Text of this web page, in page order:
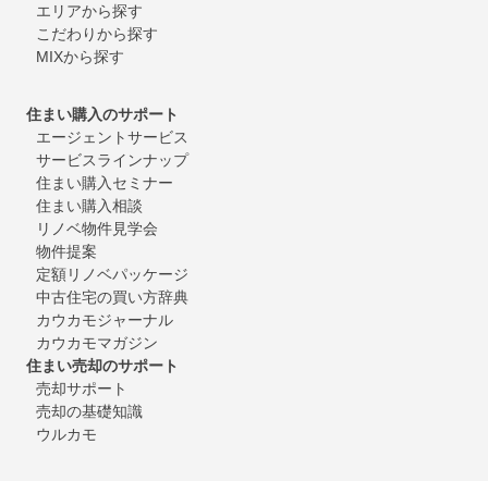
エリアから探す
こだわりから探す
MIXから探す
住まい購入のサポート
エージェントサービス
サービスラインナップ
住まい購入セミナー
住まい購入相談
リノベ物件見学会
物件提案
定額リノベパッケージ
中古住宅の買い方辞典
カウカモジャーナル
カウカモマガジン
住まい売却のサポート
売却サポート
売却の基礎知識
ウルカモ